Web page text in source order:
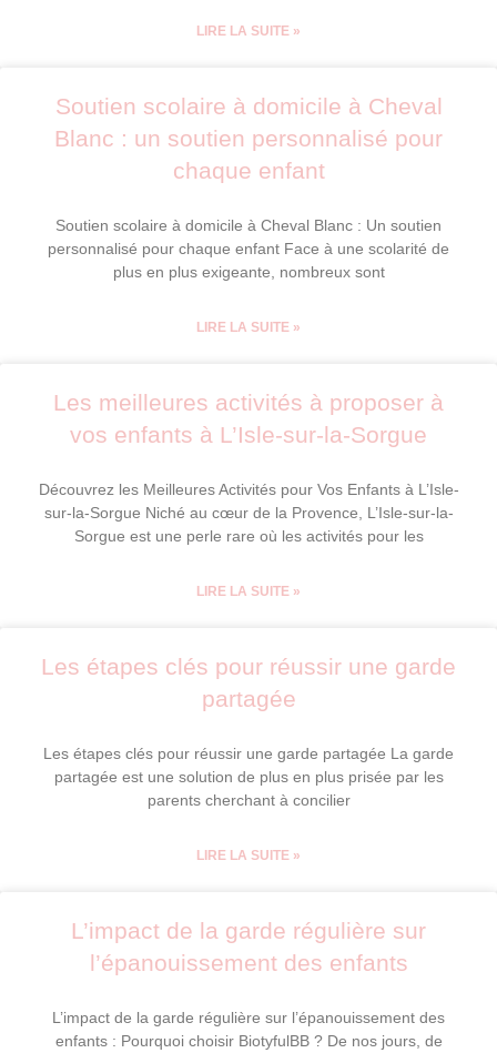
LIRE LA SUITE »
Soutien scolaire à domicile à Cheval
Blanc : un soutien personnalisé pour
chaque enfant
Soutien scolaire à domicile à Cheval Blanc : Un soutien
personnalisé pour chaque enfant Face à une scolarité de
plus en plus exigeante, nombreux sont
LIRE LA SUITE »
Les meilleures activités à proposer à
vos enfants à L’Isle-sur-la-Sorgue
Découvrez les Meilleures Activités pour Vos Enfants à L’Isle-
sur-la-Sorgue Niché au cœur de la Provence, L’Isle-sur-la-
Sorgue est une perle rare où les activités pour les
LIRE LA SUITE »
Les étapes clés pour réussir une garde
partagée
Les étapes clés pour réussir une garde partagée La garde
partagée est une solution de plus en plus prisée par les
parents cherchant à concilier
LIRE LA SUITE »
L’impact de la garde régulière sur
l’épanouissement des enfants
L’impact de la garde régulière sur l’épanouissement des
enfants : Pourquoi choisir BiotyfulBB ? De nos jours, de